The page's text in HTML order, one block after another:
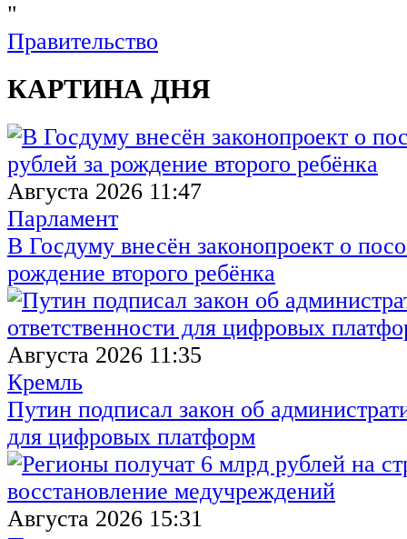
"
Правительство
КАРТИНА ДНЯ
Августа 2026 11:47
Парламент
В Госдуму внесён законопроект о
рождение второго ребёнка
Августа 2026 11:35
Кремль
Путин подписал закон об
для цифровых платформ
Августа 2026 15:31